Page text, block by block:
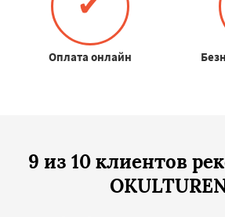
Оплата онлайн
9 из 10 клиентов